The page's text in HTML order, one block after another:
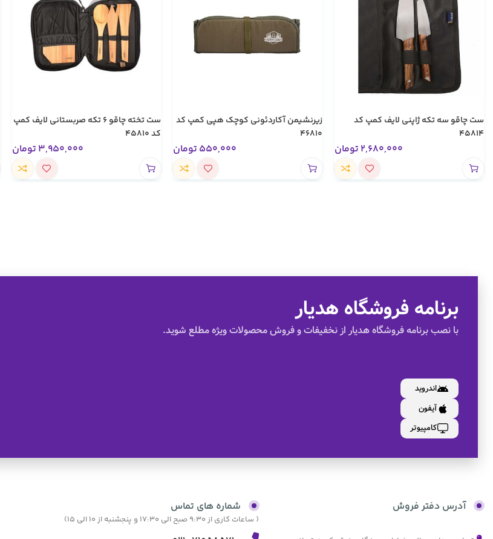
ست چاقو سه تکه ژاپنی لایف کمپ کد
45814
2,680,000 تومان
زیرنشیمن آکاردئونی کوچک هپی کمپ کد
46810
550,000 تومان
ست تخته چاقو ۶ تکه صربستانی لایف کمپ
کد 45810
3,950,000 تومان
برنامه فروشگاه هدیار
با نصب برنامه فروشگاه هدیار از نخفیفات و فروش محصولات ویژه مطلع شوید.
اندروید
آیفون
کامپیوتر
آدرس دفتر فروش شماره های تماس
( ساعات کاری از 9:30 صبح الی 17:30 و پنجشنبه از 10 الی 15)